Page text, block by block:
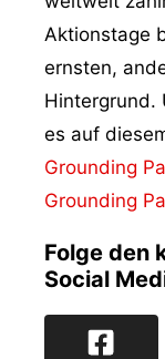
Aktionstage
ernsten,
Hintergrund.
es auf
Grounding
Grounding
Folge den
Social